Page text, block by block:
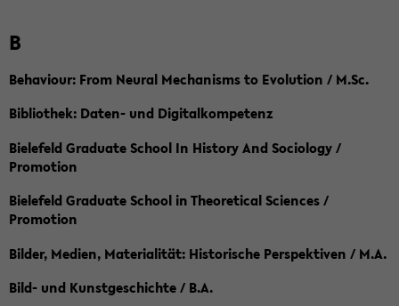
B
Behaviour: From Neural Mechanisms to Evolution / M.Sc.
Bibliothek: Daten- und Digitalkompetenz
Bielefeld Graduate School In History And Sociology /
Promotion
Bielefeld Graduate School in Theoretical Sciences /
Promotion
Bilder, Medien, Materialität: Historische Perspektiven / M.A.
Bild- und Kunstgeschichte / B.A.